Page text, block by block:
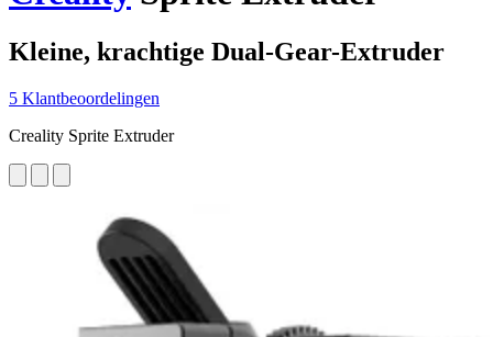
Kleine, krachtige Dual-Gear-Extruder
5 Klantbeoordelingen
Creality Sprite Extruder